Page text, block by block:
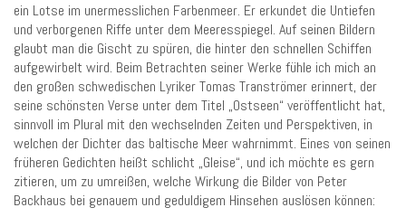
ein Lotse im unermesslichen Farbenmeer. Er erkundet die Untiefen
und verborgenen Riffe unter dem Meeresspiegel. Auf seinen Bildern
glaubt man die Gischt zu spüren, die hinter den schnellen Schiffen
aufgewirbelt wird. Beim Betrachten seiner Werke fühle ich mich an
den großen schwedischen Lyriker Tomas Tranströmer erinnert, der
seine schönsten Verse unter dem Titel „Ostseen“ veröffentlicht hat,
sinnvoll im Plural mit den wechselnden Zeiten und Perspektiven, in
welchen der Dichter das baltische Meer wahrnimmt. Eines von seinen
früheren Gedichten heißt schlicht „Gleise“, und ich möchte es gern
zitieren, um zu umreißen, welche Wirkung die Bilder von Peter
Backhaus bei genauem und geduldigem Hinsehen auslösen können: